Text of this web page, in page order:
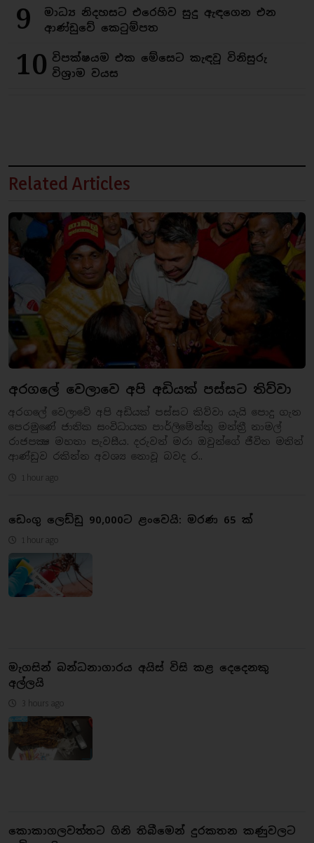
9
මාධ්‍ය නිදහසට එරෙහිව සුදු ඇඳගෙන එන
ආණ්ඩුවේ කෙටුම්පත
10 විපක්ෂයම එක මේසෙට කැඳවූ විනිසුරු
විශ්‍රාම වයස
Related Articles
අරගලේ වෙලාවෙ අපි අඩියක් පස්සට තිව්වා
අරගලේ වෙලාවේ අපි අඩියක් පස්සට කිව්වා යැයි පොදු ගැන
පෙරමුණේ ජාතික සංවිධායක පාර්ලිමේන්තු මන්ත්‍රී නාමල්
රාජපක්‍ෂ මහතා පැවසීය. දරුවන් මරා ඔවුන්ගේ ජීවිත මතින්
ආණ්ඩුව රකින්න අවශ්‍ය නොවූ බවද ර..
1 hour ago
ඩෙංගු ලෙඩ්ඩු 90,000ට ළංවෙයි: මරණ 65 ක්
1 hour ago
මැගසින් බන්ධනාගාරය අයිස් විසි කළ දෙදෙනකු
අල්ලයි
3 hours ago
කොකාගලවත්තට ගිනි තිබීමෙන් දුරකතන කණුවලට